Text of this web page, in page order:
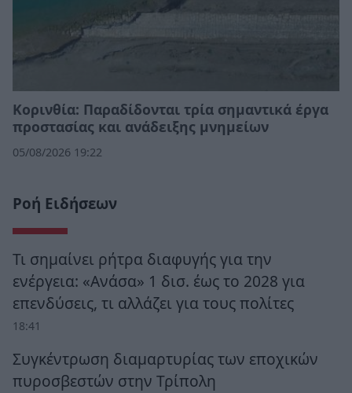
Κορινθία: Παραδίδονται τρία σημαντικά έργα
προστασίας και ανάδειξης μνημείων
05/08/2026 19:22
Ροή Ειδήσεων
Τι σημαίνει ρήτρα διαφυγής για την
ενέργεια: «Ανάσα» 1 δισ. έως το 2028 για
επενδύσεις, τι αλλάζει για τους πολίτες
18:41
Συγκέντρωση διαμαρτυρίας των εποχικών
πυροσβεστών στην Τρίπολη